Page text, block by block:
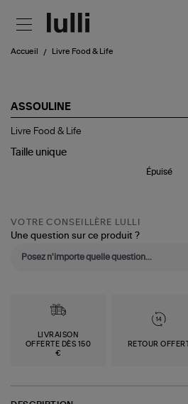
Accueil Livre Food & Life
ASSOULINE
Livre
&
Livre Food & Life
Taille unique
Épuisé
VOTRE CONSEILLÈRE LULLI
Une question sur ce produit ?
LIVRAISON
OFFERTE DÈS 150
€
RETOUR OFFERT